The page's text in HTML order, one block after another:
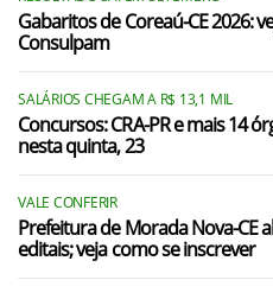
Gabaritos de Coreaú-CE 2026:
Consulpam
SALÁRIOS CHEGAM A R$ 13,1 MIL
Concursos: CRA-PR e mais 14
nesta quinta, 23
VALE CONFERIR
Prefeitura de Morada Nova-CE
editais; veja como se inscrever